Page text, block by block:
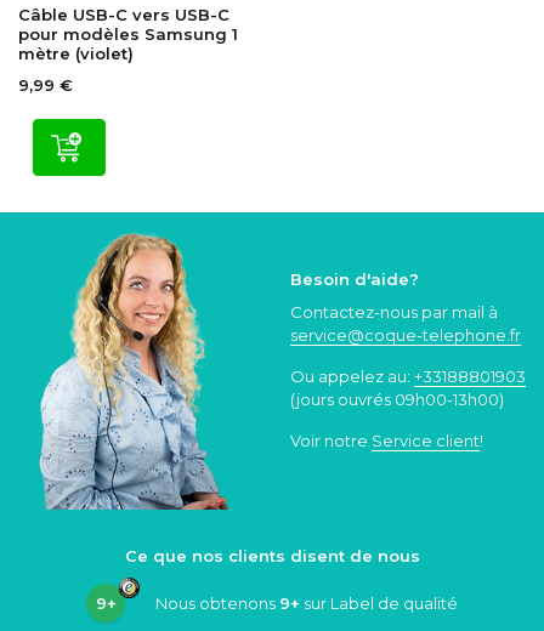
Câble USB-C vers USB-C
pour modèles Samsung 1
mètre (violet)
9,99 €
Besoin d'aide?
Contactez-nous par mail à
service@coque-telephone.fr
Ou appelez au: +33188801903
(jours ouvrés 09h00-13h00)
Voir notre Service client!
Ce que nos clients disent de nous
9+ Nous obtenons 9+ sur Label de qualité